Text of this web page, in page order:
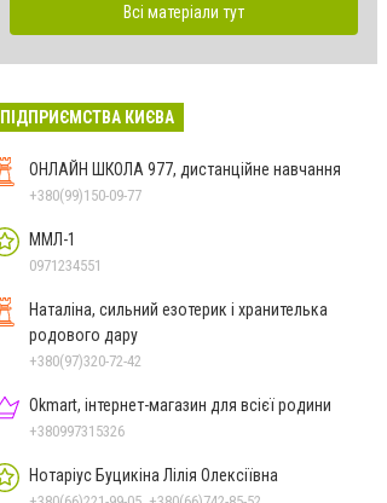
Всі матеріали тут
ПІДПРИЄМСТВА КИЄВА
ОНЛАЙН ШКОЛА 977, дистанційне навчання
+380(99)150-09-77
ММЛ-1
0971234551
Наталіна, сильний езотерик і хранителька
родового дару
+380(97)320-72-42
Okmart, інтернет-магазин для всієї родини
+380997315326
Нотаріус Буцикіна Лілія Олексіївна